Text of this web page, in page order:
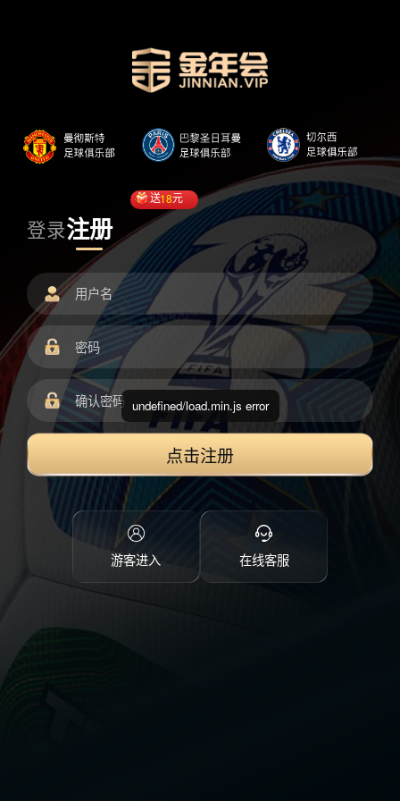
登录注册
送18元
点击注册
游客进入 在线客服
undefined/load.min.js error